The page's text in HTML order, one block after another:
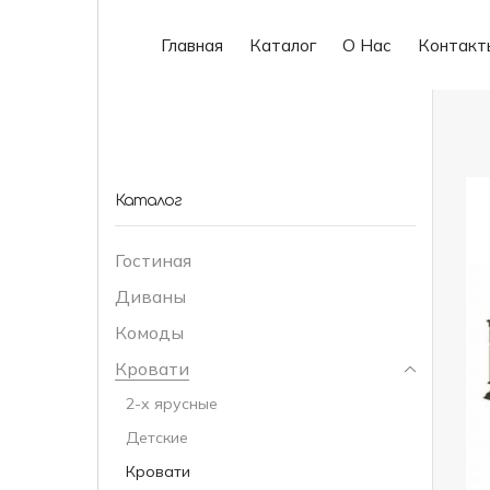
Главная Каталог О Нас
Каталог
Гостиная
Диваны
Комоды
Кровати
2-х ярусные
Детские
Кровати